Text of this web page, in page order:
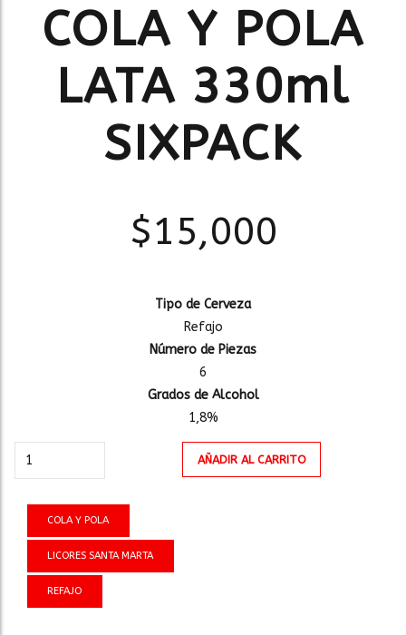
COLA Y POLA
LATA 330ml
SIXPACK
$15,000
Tipo de Cerveza
Refajo
Número de Piezas
6
Grados de Alcohol
1,8%
Y
LATA
330ml
cantidad
AÑADIR AL CARRITO
COLA Y POLA
LICORES SANTA MARTA
REFAJO